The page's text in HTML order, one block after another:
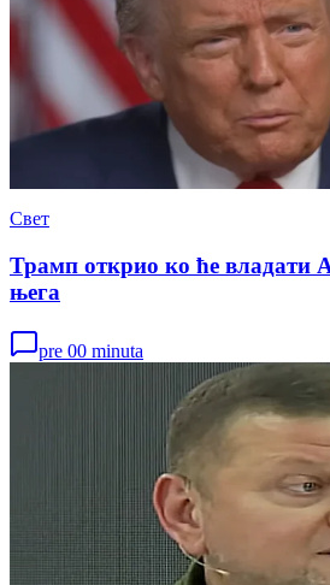
Свет
Трамп открио ко ће владати
њега
pre 00 minuta